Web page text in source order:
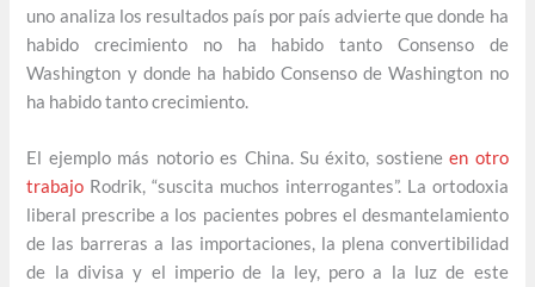
uno analiza los resultados país por país advierte que donde ha
habido crecimiento no ha habido tanto Consenso de
Washington y donde ha habido Consenso de Washington no
ha habido tanto crecimiento.
El ejemplo más notorio es China. Su éxito, sostieneen otro
trabajo Rodrik, “suscita muchos interrogantes”. La ortodoxia
liberal prescribe a los pacientes pobres el desmantelamiento
de las barreras a las importaciones, la plena convertibilidad
de la divisa y el imperio de la ley, pero a la luz de este